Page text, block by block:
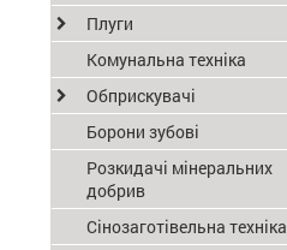
Плуги
Комунальна техніка
Обприскувачі
Борони зубові
Розкидачі мінеральних
добрив
Сінозаготівельна техніка